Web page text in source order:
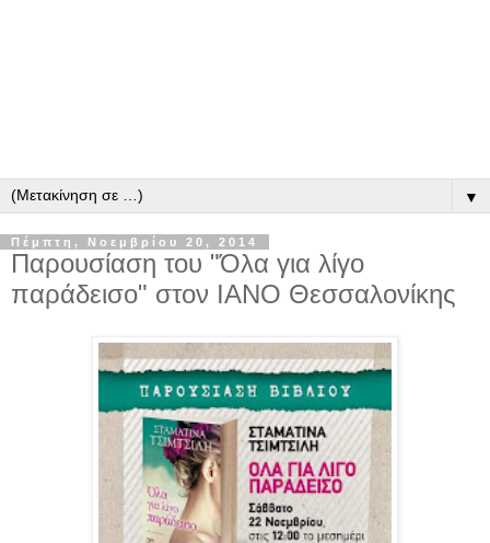
▼
Πέμπτη, Νοεμβρίου 20, 2014
Παρουσίαση του "Όλα για λίγο
παράδεισο" στον ΙΑΝΟ Θεσσαλονίκης